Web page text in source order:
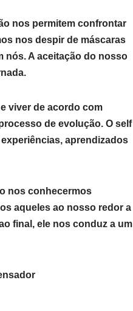
nos permitem confrontar
nos despir de máscaras
nós. A aceitação do nosso
viver de acordo com
de evolução. O self
aprendizados
nos conhecermos
aqueles ao nosso redor a
final, ele nos conduz a um